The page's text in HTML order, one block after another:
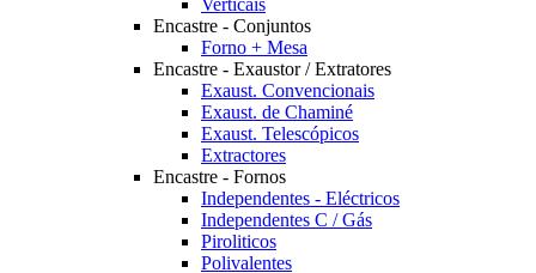
Verticais
Encastre - Conjuntos
Forno + Mesa
Encastre - Exaustor / Extratores
Exaust. Convencionais
Exaust. de Chaminé
Exaust. Telescópicos
Extractores
Encastre - Fornos
Independentes - Eléctricos
Independentes C / Gás
Piroliticos
Polivalentes